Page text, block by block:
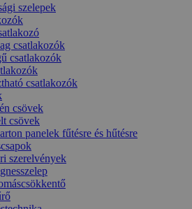
szelepek
csatlakozók
csatlakozók
csatlakozók
csövek
csövek
panelek fűtésre és hűtésre
szerelvények